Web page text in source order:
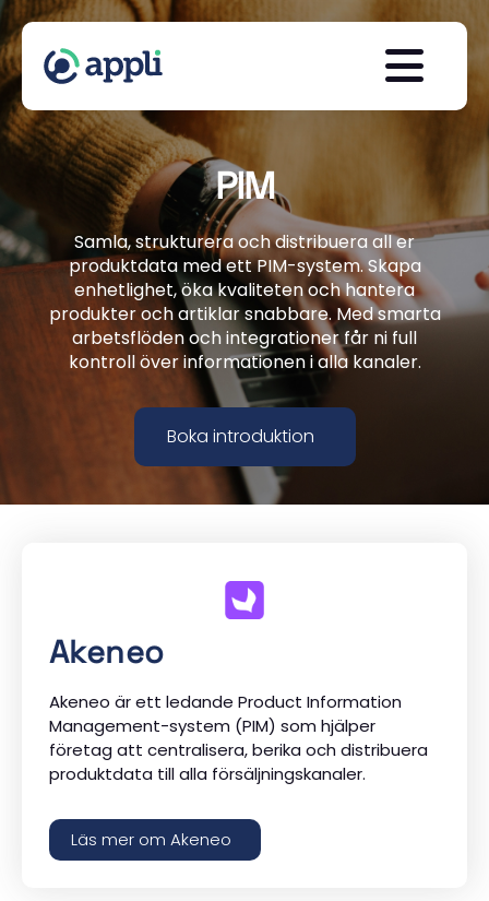
PIM
Samla, strukturera och distribuera all er
produktdata med ett PIM-system. Skapa
enhetlighet, öka kvaliteten och hantera
produkter och artiklar snabbare. Med smarta
arbetsflöden och integrationer får ni full
kontroll över informationen i alla kanaler.
Boka introduktion
Akeneo
Akeneo är ett ledande Product Information
Management-system (PIM) som hjälper
företag att centralisera, berika och distribuera
produktdata till alla försäljningskanaler.
Läs mer om Akeneo